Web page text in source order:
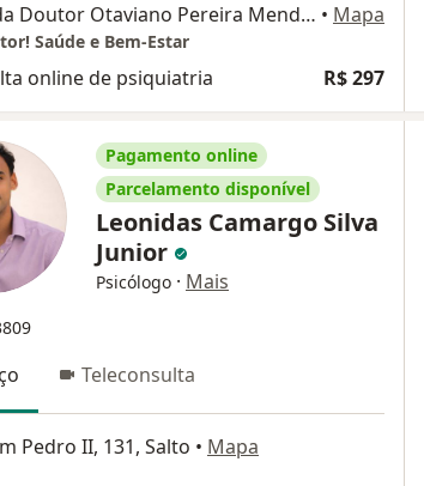
Avenida Doutor Otaviano Pereira Mendes, 27, Itu • Mapa
Saúde e Bem-Estar
online de psiquiatria R$ 297
Pagamento online
Parcelamento disponível
Leonidas Camargo Silva
Junior
Psicólogo · Mais
Teleconsulta
Pedro II, 131, Salto • Mapa